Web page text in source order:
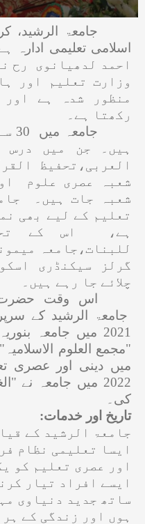
جامعۃ الرشید،
اسلامی تعلیمی ادارہ
احمد لدھیانوی رح
وزارت تعلیم اور
منظور شدہ ہے اور
رکھتا ہے۔
جامعہ میں
30
ہیں۔
جن میں درس
العربی،تحفیظ
شعبہ عصری علوم
شعبہ جات ہیں۔
تعلیم کے لیے بھی
ہے، اس کے
للبنات،جامعہ
گرلز سیکنڈری
چلائے جا رہے ہیں۔
اس وقت حضرت
جامعۃ الرشید کے
2021 میں جامعہ
"مجمع العلوم
میں دینی اور عصری
2022 میں جامعہ نے
کی۔
تاریخ اور خدمات:
جامعۃ الرشید کے
ایسا تعلیمی نظام
اور عصری تعلیم کو
ایسے افراد تیار
ساتھ جدید دنیاوی
ہوں اور زندگی کے